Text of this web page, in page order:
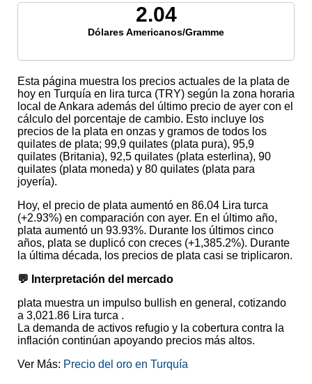
2.04
Dólares Americanos/Gramme
Esta página muestra los precios actuales de la plata de
hoy en Turquía en lira turca (TRY) según la zona horaria
local de Ankara además del último precio de ayer con el
cálculo del porcentaje de cambio. Esto incluye los
precios de la plata en onzas y gramos de todos los
quilates de plata; 99,9 quilates (plata pura), 95,9
quilates (Britania), 92,5 quilates (plata esterlina), 90
quilates (plata moneda) y 80 quilates (plata para
joyería).
Hoy, el precio de plata aumentó en 86.04 Lira turca
(+2.93%) en comparación con ayer. En el último año,
plata aumentó un 93.93%. Durante los últimos cinco
años, plata se duplicó con creces (+1,385.2%). Durante
la última década, los precios de plata casi se triplicaron.
💬 Interpretación del mercado
plata muestra un impulso bullish en general, cotizando
a 3,021.86 Lira turca .
La demanda de activos refugio y la cobertura contra la
inflación continúan apoyando precios más altos.
Ver Más: Precio del oro en Turquía